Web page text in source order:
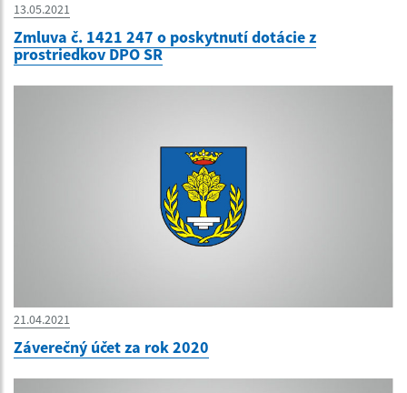
13.05.2021
Zmluva č. 1421 247 o poskytnutí dotácie z
prostriedkov DPO SR
21.04.2021
Záverečný účet za rok 2020